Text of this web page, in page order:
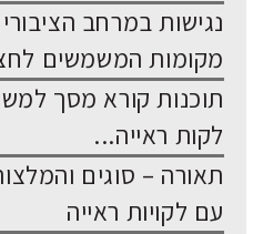
נגישות במרחב
מקומות המשמשים
תוכנות קורא מסך
לקות ראייה...
תאורה – סוגים
עם לקויות ראייה